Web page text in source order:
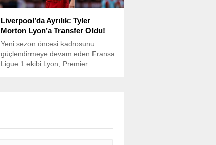
Liverpool’da Ayrılık: Tyler
Morton Lyon’a Transfer Oldu!
Yeni sezon öncesi kadrosunu
güçlendirmeye devam eden Fransa
Ligue 1 ekibi Lyon, Premier